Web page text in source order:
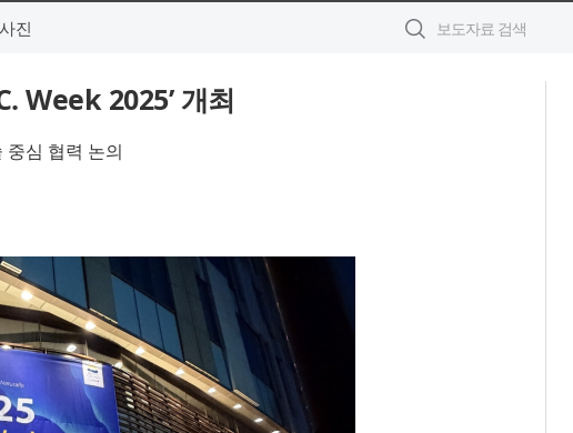
사진
Week 2025’ 개최
중심 협력 논의